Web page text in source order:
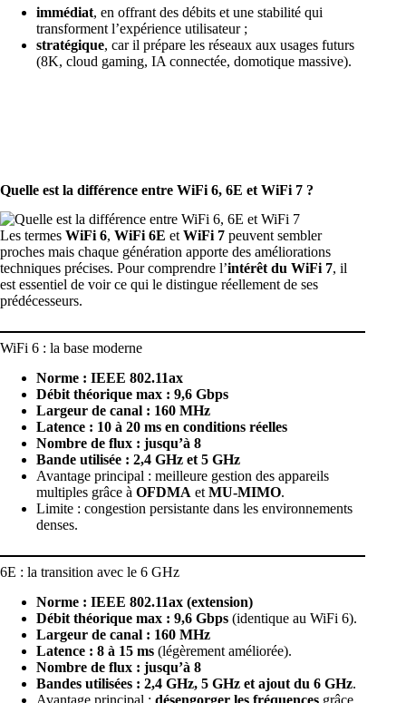
immédiat, en offrant des débits et une stabilité qui
transforment l’expérience utilisateur ;
stratégique, car il prépare les réseaux aux usages futurs
(8K, cloud gaming, IA connectée, domotique massive).
Quelle est la différence entre WiFi 6, 6E et WiFi 7 ?
Les termes WiFi 6, WiFi 6E etWiFi 7 peuvent sembler
proches mais chaque génération apporte des améliorations
techniques précises. Pour comprendre l’intérêt du WiFi 7, il
est essentiel de voir ce qui le distingue réellement de ses
prédécesseurs.
WiFi 6 : la base moderne
Norme : IEEE 802.11ax
Débit théorique max : 9,6 Gbps
Largeur de canal : 160 MHz
Latence : 10 à 20 ms en conditions réelles
Nombre de flux : jusqu’à 8
Bande utilisée : 2,4 GHz et 5 GHz
Avantage principal : meilleure gestion des appareils
multiples grâce à OFDMA et MU-MIMO.
Limite : congestion persistante dans les environnements
denses.
6E : la transition avec le 6 GHz
Norme : IEEE 802.11ax (extension)
Débit théorique max : 9,6 Gbps (identique au WiFi 6).
Largeur de canal : 160 MHz
Latence : 8 à 15 ms (légèrement améliorée).
Nombre de flux : jusqu’à 8
Bandes utilisées : 2,4 GHz, 5 GHz et ajout du 6 GHz.
Avantage principal : désengorger les fréquences grâce